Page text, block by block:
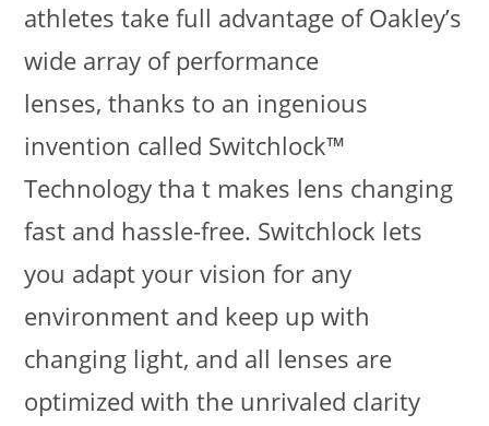
athletes take full advantage of Oakley’s
wide array of performance
lenses, thanks to an ingenious
invention called Switchlock™
Technology tha t makes lens changing
fast and hassle-free. Switchlock lets
you adapt your vision for any
environment and keep up with
changing light, and all lenses are
optimized with the unrivaled clarity